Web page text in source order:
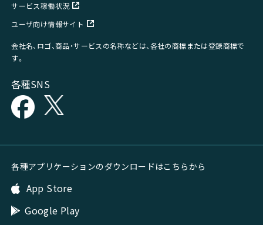
サービス稼働状況
ユーザ向け情報サイト
会社名、ロゴ、商品・サービスの名称などは、各社の商標または登録商標で
す。
各種SNS
各種アプリケーションのダウンロードはこちらから
App Store
Google Play